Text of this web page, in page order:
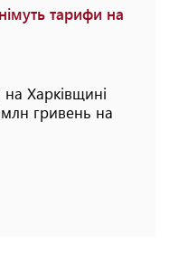
тарифи на
Харківщині
гривень на